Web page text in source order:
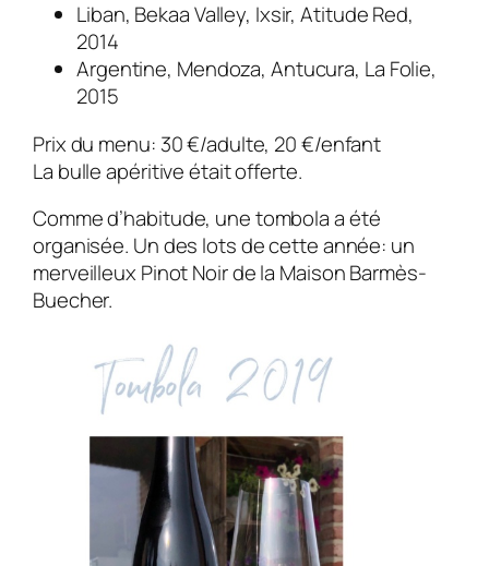
Liban, Bekaa Valley, Ixsir, Atitude Red,
2014
Argentine, Mendoza, Antucura, La Folie,
2015
Prix du menu: 30 €/adulte, 20 €/enfant
La bulle apéritive était offerte.
Comme d’habitude, une tombola a été
organisée. Un des lots de cette année: un
merveilleux Pinot Noir de la Maison Barmès-
Buecher.